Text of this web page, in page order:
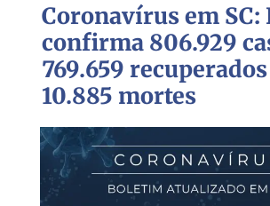
Coronavírus em SC:
confirma 806.929
769.659 recuperados
10.885 mortes